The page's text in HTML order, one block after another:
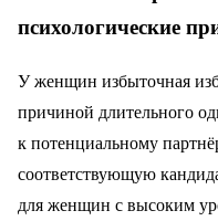
психологические
У женщин избыточная
причиной длительного
к потенциальному
соответствующую
для женщин с высоким